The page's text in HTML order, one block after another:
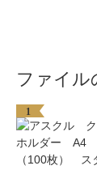
ファイル
1